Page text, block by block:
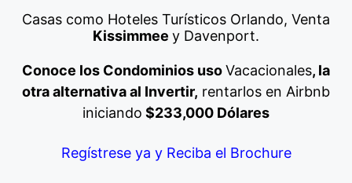
Casas como Hoteles Turísticos Orlando, Venta
Kissimmee y Davenport.
Conoce los Condominios usoVacacionales, la
otra alternativa al Invertir, rentarlos en Airbnb
iniciando $233,000 Dólares
Regístrese ya y Reciba el Brochure